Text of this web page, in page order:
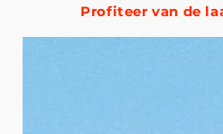
Profiteer van de